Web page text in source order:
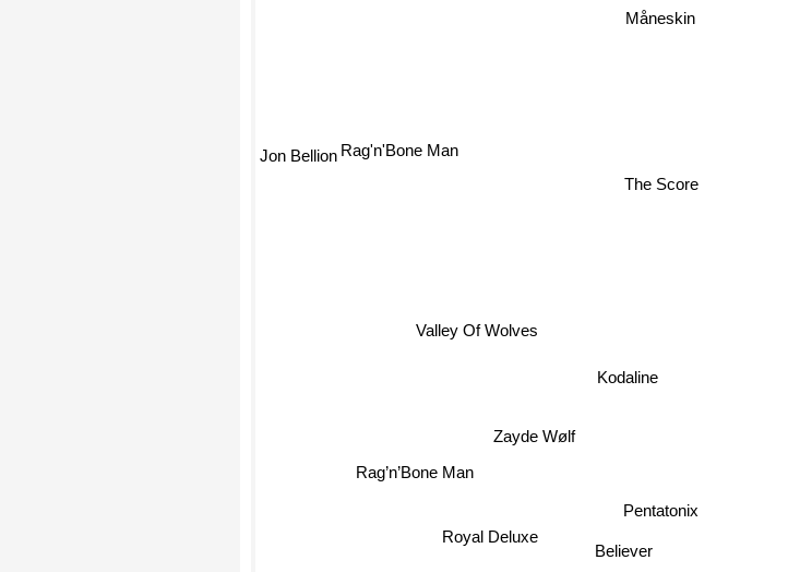
The Score
Måneskin
Rag'n'Bone Man
Kodaline
Believer
Pentatonix
Valley Of Wolves
Zayde Wølf
Royal Deluxe
Jon Bellion
Rag’n’Bone Man